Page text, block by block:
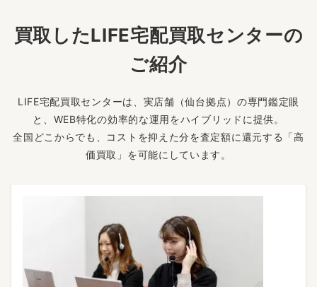
買取したLIFE宅配買取センターの
ご紹介
LIFE宅配買取センターは、実店舗（仙台拠点）の専門鑑定眼
と、WEB特化の効率的な運用をハイブリッドに提供。
全国どこからでも、コストを抑えた分を査定額に還元する「高
価買取」を可能にしています。